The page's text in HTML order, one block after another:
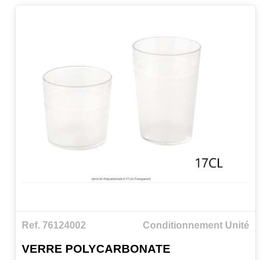
Ref. 76124002 Conditionnement Unité
VERRE POLYCARBONATE